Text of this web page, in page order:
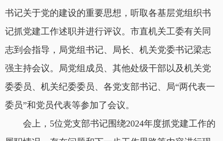
书记关于党的建设的重要思想，听取各基层党组织书
记抓党建工作述职并进行评议。市直机关工委有关同
志到会指导，局党组书记、局长、机关党委书记梁志
强主持会议。局党组成员、其他处级干部以及机关党
委委员、机关纪委委员、各党支部书记、局“两代表一
委员”和党员代表等参加了会议。
会上，5位党支部书记围绕2024年度抓党建工作的